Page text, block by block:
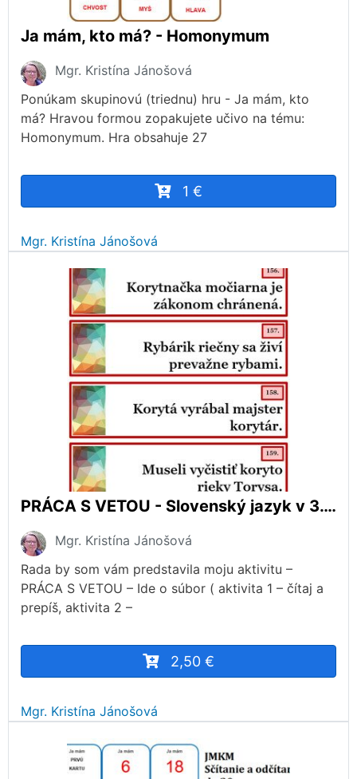
Ja mám, kto má? - Homonymum
Mgr. Kristína Jánošová
Ponúkam skupinovú (triednu) hru - Ja mám, kto
má? Hravou formou zopakujete učivo na tému:
Homonymum. Hra obsahuje 27
1 €
Mgr. Kristína Jánošová
PRÁCA S VETOU - Slovenský jazyk v 3. a 4. ročníku
Mgr. Kristína Jánošová
Rada by som vám predstavila moju aktivitu –
PRÁCA S VETOU – Ide o súbor ( aktivita 1 – čítaj a
prepíš, aktivita 2 –
2,50 €
Mgr. Kristína Jánošová